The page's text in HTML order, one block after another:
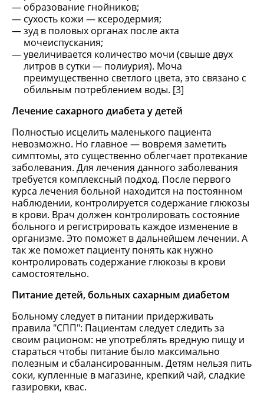
образование гнойников;
сухость кожи — ксеродермия;
зуд в половых органах после акта
мочеиспускания;
увеличивается количество мочи (свыше двух
литров в сутки — полиурия). Моча
преимущественно светлого цвета, это связано с
обильным потреблением воды. [3]
Лечение сахарного диабета у детей
Полностью исцелить маленького пациента
невозможно. Но главное — вовремя заметить
симптомы, это существенно облегчает протекание
заболевания. Для лечения данного заболевания
требуется комплексный подход. После первого
курса лечения больной находится на постоянном
наблюдении, контролируется содержание глюкозы
в крови. Врач должен контролировать состояние
больного и регистрировать каждое изменение в
организме. Это поможет в дальнейшем лечении. А
так же поможет пациенту понять как нужно
контролировать содержание глюкозы в крови
самостоятельно.
Питание детей, больных сахарным диабетом
Больному следует в питании придерживать
правила "СПП": Пациентам следует следить за
своим рационом: не употреблять вредную пищу и
стараться чтобы питание было максимально
полезным и сбалансированным. Детям нельзя пить
соки, купленные в магазине, крепкий чай, сладкие
газировки, квас.